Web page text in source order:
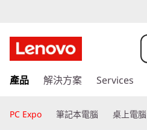
o
g
a
7
至
要
產品 解決方案 Services
PC Expo 筆記本電腦 桌上電腦